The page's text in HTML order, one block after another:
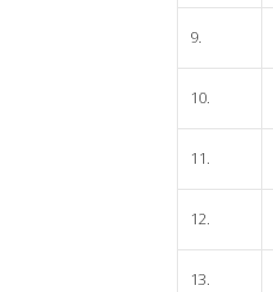
9.
10.
11.
12.
13.